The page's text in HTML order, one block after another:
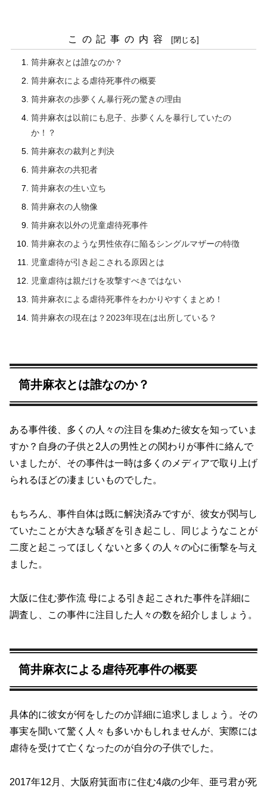
この記事の内容
筒井麻衣とは誰なのか？
筒井麻衣による虐待死事件の概要
筒井麻衣の歩夢くん暴行死の驚きの理由
筒井麻衣は以前にも息子、歩夢くんを暴行していたの
か！？
筒井麻衣の裁判と判決
筒井麻衣の共犯者
筒井麻衣の生い立ち
筒井麻衣の人物像
筒井麻衣以外の児童虐待死事件
筒井麻衣のような男性依存に陥るシングルマザーの特徴
児童虐待が引き起こされる原因とは
児童虐待は親だけを攻撃すべきではない
筒井麻衣による虐待死事件をわかりやすくまとめ！
筒井麻衣の現在は？2023年現在は出所している？
筒井麻衣とは誰なのか？
ある事件後、多くの人々の注目を集めた彼女を知っていま
すか？自身の子供と2人の男性との関わりが事件に絡んで
いましたが、その事件は一時は多くのメディアで取り上げ
られるほどの凄まじいものでした。
もちろん、事件自体は既に解決済みですが、彼女が関与し
ていたことが大きな騒ぎを引き起こし、同じようなことが
二度と起こってほしくないと多くの人々の心に衝撃を与え
ました。
大阪に住む夢作流 母による引き起こされた事件を詳細に
調査し、この事件に注目した人々の数を紹介しましょう。
筒井麻衣による虐待死事件の概要
具体的に彼女が何をしたのか詳細に追求しましょう。その
事実を聞いて驚く人々も多いかもしれませんが、実際には
虐待を受けて亡くなったのが自分の子供でした。
2017年12月、大阪府箕面市に住む4歳の少年、亜弓君が死